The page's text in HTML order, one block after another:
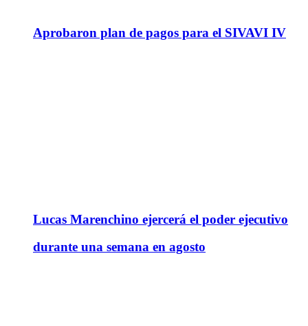
Aprobaron plan de pagos para el SIVAVI IV
Lucas Marenchino ejercerá el poder ejecutivo
durante una semana en agosto